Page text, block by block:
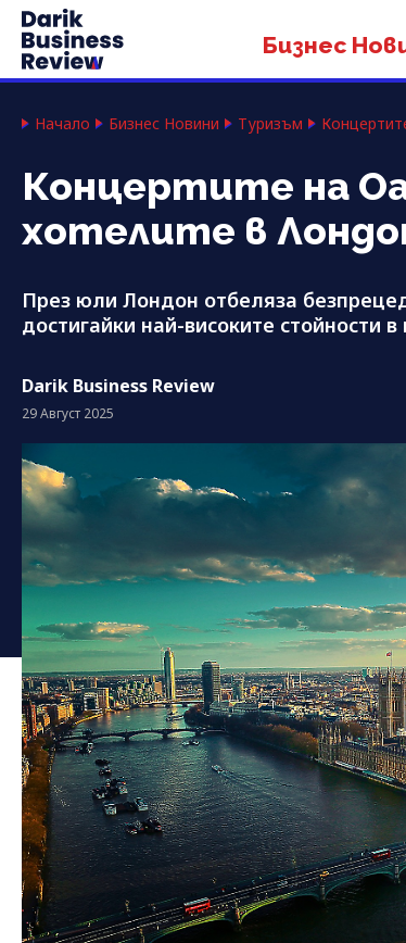
Бизнес
Начало Бизнес Новини Туризъм
Концертите на
хотелите в
През юли Лондон отбеляза
достигайки най-високите стойности в
Darik Business Review
29 Август 2025